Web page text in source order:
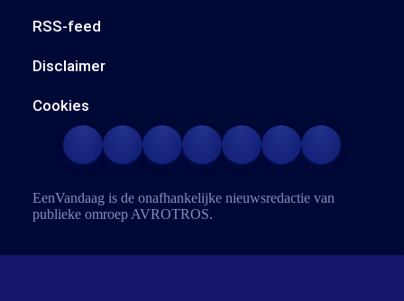
RSS-feed
Disclaimer
Cookies
EenVandaag is de onafhankelijke nieuwsredactie van
publieke omroep AVROTROS.